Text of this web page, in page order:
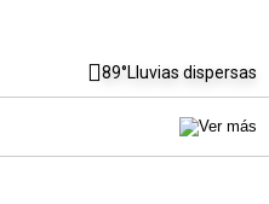
89°Lluvias dispersas